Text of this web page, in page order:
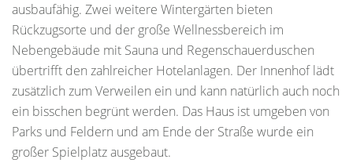
ausbaufähig. Zwei weitere Wintergärten bieten
Rückzugsorte und der große Wellnessbereich im
Nebengebäude mit Sauna und Regenschauerduschen
übertrifft den zahlreicher Hotelanlagen. Der Innenhof lädt
zusätzlich zum Verweilen ein und kann natürlich auch noch
ein bisschen begrünt werden. Das Haus ist umgeben von
Parks und Feldern und am Ende der Straße wurde ein
großer Spielplatz ausgebaut.